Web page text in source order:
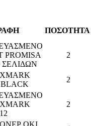
PROMISA
ΣΕΛΙΔΩΝ
2
BLACK
2
2
OKI